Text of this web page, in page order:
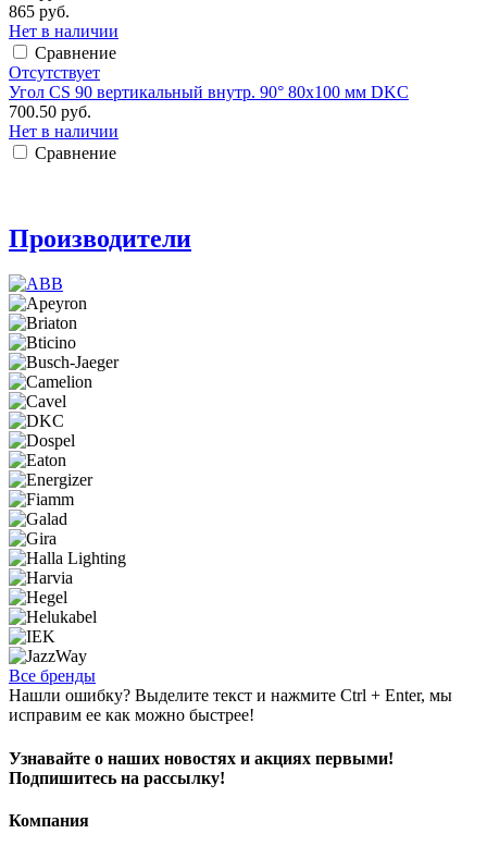
865 руб.
Нет в наличии
Сравнение
Отсутствует
Угол CS 90 вертикальный внутр. 90° 80х100 мм DKC
700.50 руб.
Нет в наличии
Сравнение
Производители
Все бренды
Нашли ошибку? Выделите текст и нажмите Ctrl + Enter, мы
исправим ее как можно быстрее!
Узнавайте о наших новостях и акциях первыми!
Подпишитесь на рассылку!
Компания